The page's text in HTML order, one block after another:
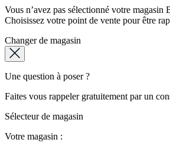
Vous n’avez pas sélectionné votre
Choisissez votre point de vente pour être
Changer de magasin
Une question à poser ?
Faites vous rappeler gratuitement par un
Sélecteur de magasin
Votre magasin :